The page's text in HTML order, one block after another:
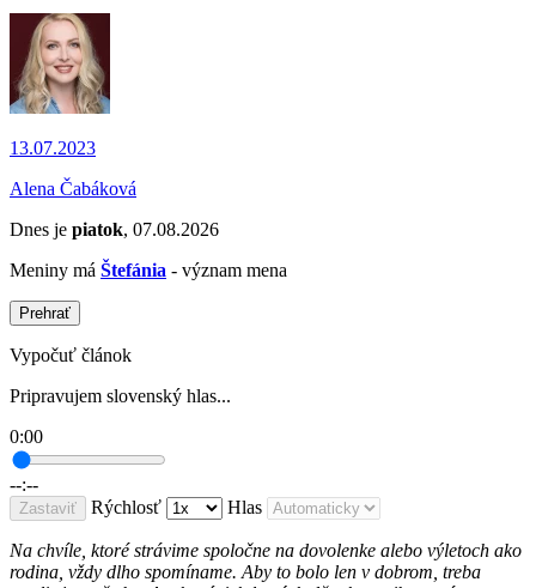
13.07.2023
Alena Čabáková
Dnes je piatok, 07.08.2026
Meniny má Štefánia - význam mena
Prehrať
Vypočuť článok
Pripravujem slovenský hlas...
0:00
--:--
Zastaviť Rýchlosť Hlas
Na chvíle, ktoré strávime spoločne na dovolenke alebo výletoch ako
rodina, vždy dlho spomíname. Aby to bolo len v dobrom, treba